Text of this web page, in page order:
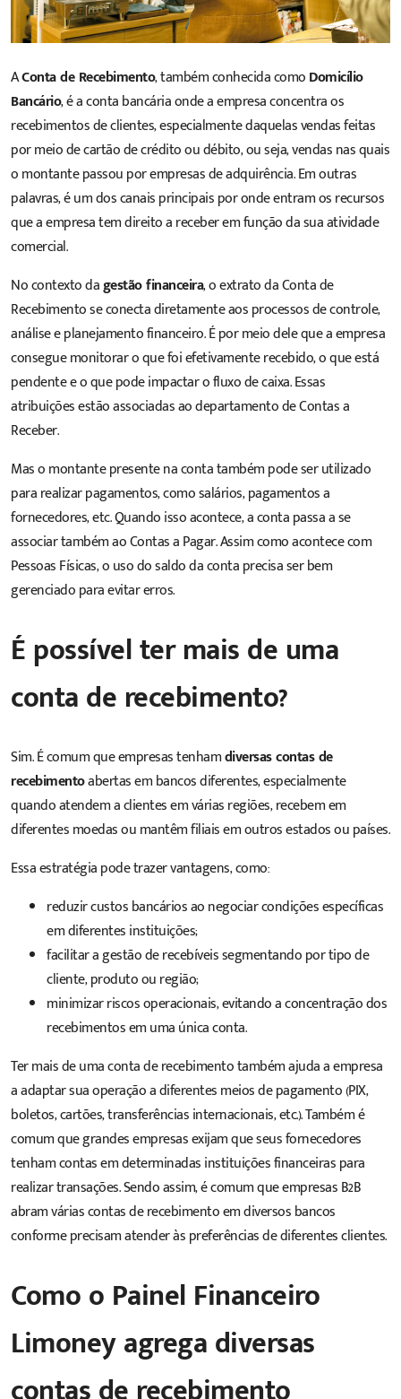
AConta de Recebimento, também conhecida comoDomicílio
Bancário, é a conta bancária onde a empresa concentra os
recebimentosde clientes, especialmente daquelas vendas feitas
por meio de cartão de crédito ou débito, ou seja, vendas nas quais
o montante passou por empresas de adquirência. Em outras
palavras, é um dos canais principais por onde entram os recursos
quea empresa tem direito a receber em função da sua atividade
comercial.
No contexto dagestão financeira, o extrato da Conta de
Recebimento se conecta diretamente aos processos de controle,
análise e planejamento financeiro. É por meio dele que a empresa
consegue monitorar o que foi efetivamente recebido, o que está
pendente e o que pode impactar o fluxo de caixa. Essas
atribuições estão associadas ao departamento deContas a
Receber.
Mas o montante presente na conta também pode ser utilizado
pararealizar pagamentos, como salários, pagamentos a
fornecedores, etc. Quando isso acontece, a conta passa a se
associar também aoContas a Pagar. Assim como acontece com
Pessoas Físicas, o uso do saldo da conta precisa ser bem
gerenciado para evitar erros.
É possível ter mais de uma
conta de recebimento?
Sim. É comum que empresas tenhamdiversas contas de
recebimentoabertas em bancos diferentes, especialmente
quando atendem a clientes em várias regiões, recebem em
diferentes moedas ou mantêm filiais em outros estados ou países.
Essa estratégia pode trazer vantagens, como:
reduzir custos bancários ao negociar condições específicas
em diferentes instituições;
facilitar a gestão de recebíveis segmentando por tipo de
cliente, produto ou região;
minimizar riscos operacionais, evitando a concentração dos
recebimentos em uma única conta.
Ter mais de uma conta de recebimento também ajuda a empresa
a adaptar sua operação a diferentes meios de pagamento (PIX,
boletos, cartões, transferências internacionais, etc.). Também é
comum que grandes empresas exijam que seus fornecedores
tenham contas em determinadas instituições financeiras para
realizar transações. Sendo assim, é comum que empresas B2B
abram várias contas de recebimento em diversos bancos
conforme precisam atender às preferências de diferentes clientes.
Como o Painel Financeiro
Limoney agrega diversas